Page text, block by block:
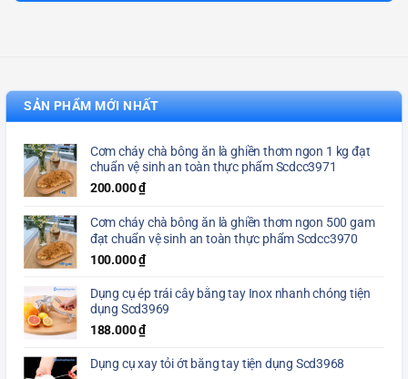
SẢN PHẨM MỚI NHẤT
Cơm cháy chà bông ăn là ghiền thơm ngon 1 kg đạt
chuẩn vệ sinh an toàn thực phẩm Scdcc3971
200.000₫
Cơm cháy chà bông ăn là ghiền thơm ngon 500 gam
đạt chuẩn vệ sinh an toàn thực phẩm Scdcc3970
100.000₫
Dụng cụ ép trái cây bằng tay Inox nhanh chóng tiện
dụng Scd3969
188.000₫
Dụng cụ xay tỏi ớt bằng tay tiện dụng Scd3968